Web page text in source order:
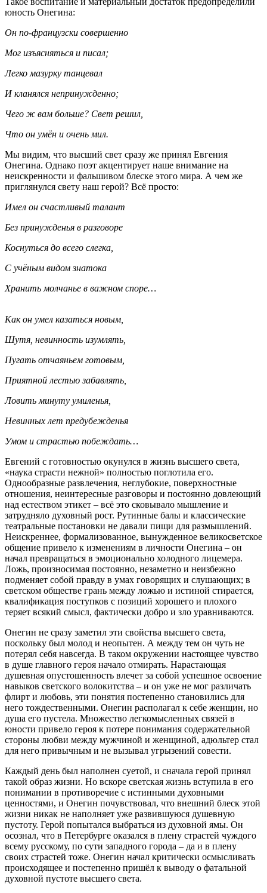
юность Онегина:
Он по-французски совершенно
Мог изъясняться и писал;
Легко мазурку танцевал
И кланялся непринужденно;
Чего ж вам больше? Свет решил,
Что он умён и очень мил.
Мы видим, что высший свет сразу же принял Евгения
Онегина. Однако поэт акцентирует наше внимание на
неискренности и фальшивом блеске этого мира. А чем же
приглянулся свету наш герой? Всё просто:
Имел он счастливый талант
Без принужденья в разговоре
Коснуться до всего слегка,
С учёным видом знатока
Хранить молчанье в важном споре…
Как он умел казаться новым,
Шутя, невинность изумлять,
Пугать отчаяньем готовым,
Приятной лестью забавлять,
Ловить минуту умиленья,
Невинных лет предубежденья
Умом и страстью побеждать…
Евгений с готовностью окунулся в жизнь высшего света,
«наука страсти нежной» полностью поглотила его.
Однообразные развлечения, неглубокие, поверхностные
отношения, неинтересные разговоры и постоянно довлеющий
над естеством этикет – всё это сковывало мышление и
затрудняло духовный рост. Рутинные балы и классические
театральные постановки не давали пищи для размышлений.
Неискреннее, формализованное, вынужденное великосветское
общение привело к изменениям в личности Онегина – он
начал превращаться в эмоционально холодного лицемера.
Ложь, произносимая постоянно, незаметно и неизбежно
подменяет собой правду в умах говорящих и слушающих; в
светском обществе грань между ложью и истиной стирается,
квалификация поступков с позиций хорошего и плохого
теряет всякий смысл, фактически добро и зло уравниваются.
Онегин не сразу заметил эти свойства высшего света,
поскольку был молод и неопытен. А между тем он чуть не
потерял себя навсегда. В таком окружении настоящее чувство
в душе главного героя начало отмирать. Нарастающая
душевная опустошенность влечет за собой успешное освоение
навыков светского волокитства – и он уже не мог различать
флирт и любовь, эти понятия постепенно становились для
него тождественными. Онегин располагал к себе женщин, но
душа его пустела. Множество легкомысленных связей в
юности привело героя к потере понимания содержательной
стороны любви между мужчиной и женщиной, адюльтер стал
для него привычным и не вызывал угрызений совести.
Каждый день был наполнен суетой, и сначала герой принял
такой образ жизни. Но вскоре светская жизнь вступила в его
понимании в противоречие с истинными духовными
ценностями, и Онегин почувствовал, что внешний блеск этой
жизни никак не наполняет уже развившуюся душевную
пустоту. Герой попытался выбраться из духовной ямы. Он
осознал, что в Петербурге оказался в плену страстей чуждого
всему русскому, по сути западного города – да и в плену
своих страстей тоже. Онегин начал критически осмысливать
происходящее и постепенно пришёл к выводу о фатальной
духовной пустоте высшего света.